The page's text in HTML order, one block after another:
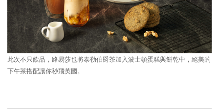
此次不只飲品，路易莎也將泰勒伯爵茶加入波士頓蛋糕與餅乾中，絕美的
下午茶搭配讓你秒飛英國。